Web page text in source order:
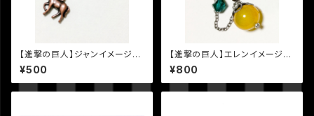
【進撃の巨人】ジャンイメージ片
耳ピアス・イヤリング
¥500
【進撃の巨人】エレンイメージ天
然石ストラップ
¥800